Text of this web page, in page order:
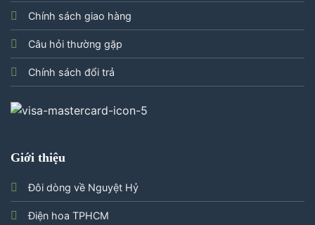
Chính sách giao hàng
Câu hỏi thường gặp
Chính sách đổi trả
Giới thiệu
Đôi dòng về Nguyệt Hỷ
Điện hoa TPHCM